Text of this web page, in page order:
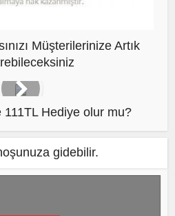
Müşterilerinize Artık
111TL Hediye olur mu?
gidebilir.